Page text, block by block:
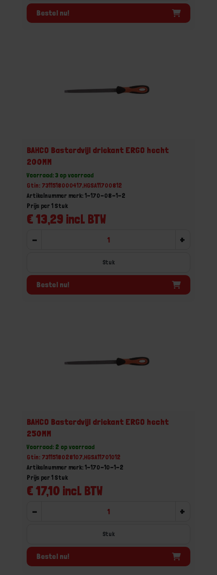
Bestel nu!
BAHCO Basterdvijl driekant ERGO hecht
200MM
Voorraad: 3 op voorraad
Gtin: 7311518000417,HGSA11700812
Artikelnummer merk: 1-170-08-1-2
€ 13,29 incl. BTW
Prijs per 1 Stuk
- +
Stuk
Bestel nu!
BAHCO Basterdvijl driekant ERGO hecht
250MM
Voorraad: 2 op voorraad
Gtin: 7311518028107,HGSA11701012
Artikelnummer merk: 1-170-10-1-2
€ 17,10 incl. BTW
Prijs per 1 Stuk
- +
Stuk
Bestel nu!